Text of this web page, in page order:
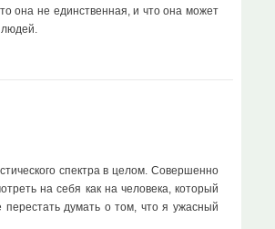
она не единственная, и что она может
людей.
спектра в целом. Совершенно
на себя как на человека, который
думать о том, что я ужасный